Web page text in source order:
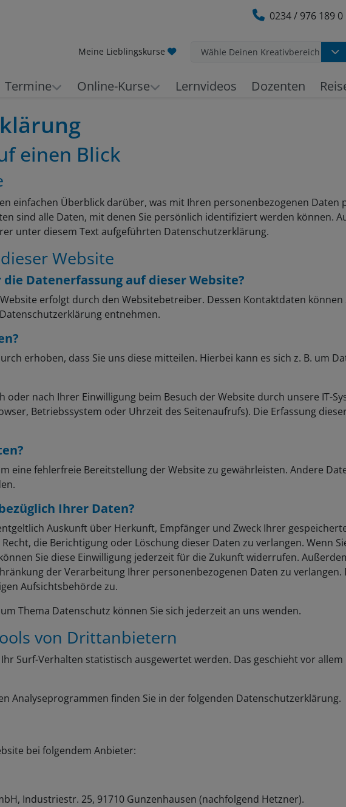
0234 / 976 189 0
Meine Lieblingskurse Wähle Deinen Kreativbereich
Termine Online-Kurse Lernvideos Dozenten
einen Blick
einfachen Überblick darüber, was mit Ihren personenbezogenen Daten
sind alle Daten, mit denen Sie persönlich identifiziert werden können.
unter diesem Text aufgeführten Datenschutzerklärung.
Website
Datenerfassung auf dieser Website?
erfolgt durch den Websitebetreiber. Dessen Kontaktdaten können
entnehmen.
erhoben, dass Sie uns diese mitteilen. Hierbei kann es sich z. B. um
nach Ihrer Einwilligung beim Besuch der Website durch unsere IT-
Betriebssystem oder Uhrzeit des Seitenaufrufs). Die Erfassung
eine fehlerfreie Bereitstellung der Website zu gewährleisten. Andere
Ihrer Daten?
Auskunft über Herkunft, Empfänger und Zweck Ihrer
die Berichtigung oder Löschung dieser Daten zu verlangen. Wenn
Sie diese Einwilligung jederzeit für die Zukunft widerrufen.
der Verarbeitung Ihrer personenbezogenen Daten zu verlangen.
Aufsichtsbehörde zu.
Thema Datenschutz können Sie sich jederzeit an uns wenden.
von Dritt­anbietern
Surf-Verhalten statistisch ausgewertet werden. Das geschieht vor
Analyseprogrammen finden Sie in der folgenden Datenschutzerklärung.
bei folgendem Anbieter:
Industriestr. 25, 91710 Gunzenhausen (nachfolgend Hetzner).